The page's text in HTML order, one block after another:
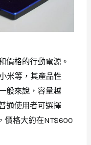
價格的行動電源。
米等，其產品性
般來說，容量越
通使用者可選擇
價格大約在NT$600